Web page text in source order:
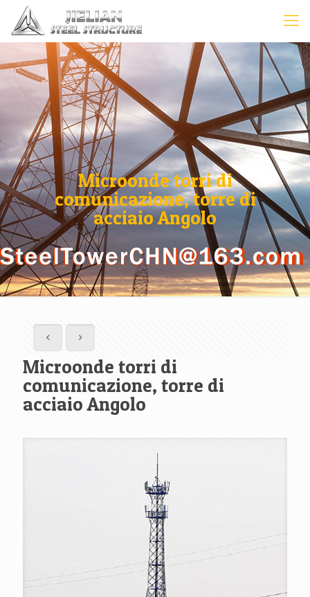
Microonde torri di
comunicazione, torre di
acciaio Angolo
Microonde torri di
comunicazione, torre di
acciaio Angolo